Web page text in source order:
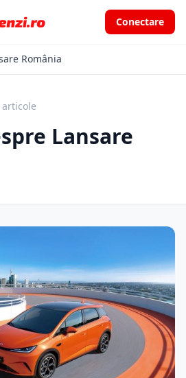
Conectare
România
articole
Lansare